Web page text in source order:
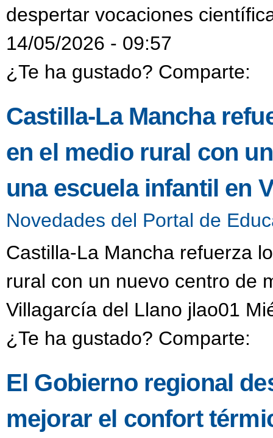
despertar vocaciones
14/05/2026 - 09:57
¿Te ha gustado? Comparte:
Castilla-La Mancha
en el medio rural con
una escuela infantil en
Novedades del Portal de
Castilla-La Mancha refuerza
rural con un nuevo centro de
Villagarcía del Llano jlao01
¿Te ha gustado? Comparte:
El Gobierno regional
mejorar el confort